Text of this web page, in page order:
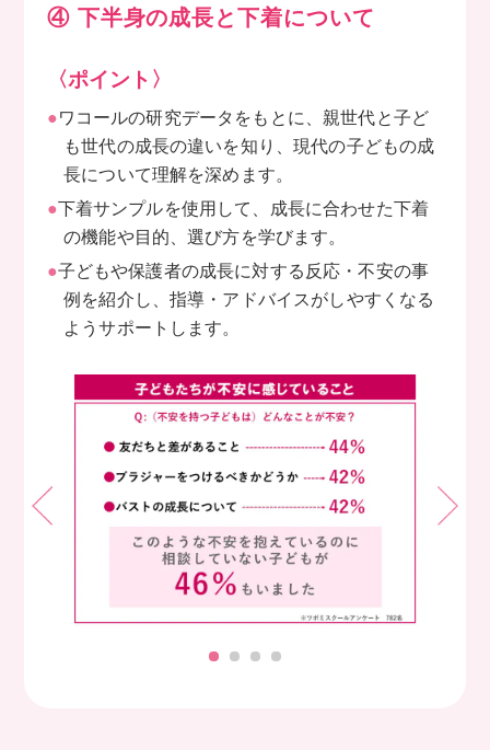
④ 下半身の成長と下着について
〈ポイント〉
●ワコールの研究データをもとに、親世代と子ど
も世代の成長の違いを知り、現代の子どもの成
長について理解を深めます。
●下着サンプルを使用して、成長に合わせた下着
の機能や目的、選び方を学びます。
●子どもや保護者の成長に対する反応・不安の事
例を紹介し、指導・アドバイスがしやすくなる
ようサポートします。